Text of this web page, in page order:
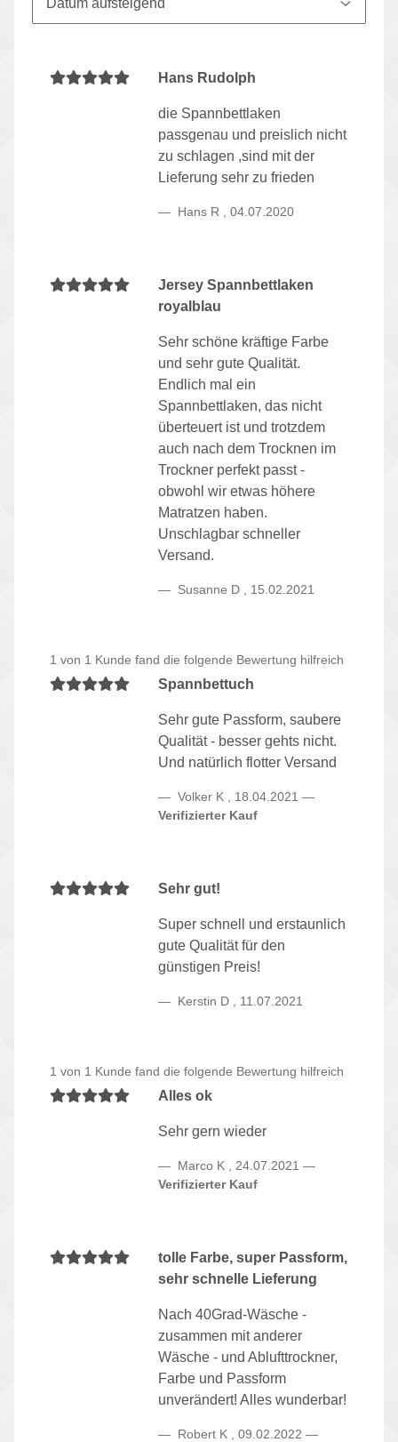
Hans Rudolph
die Spannbettlaken
passgenau und preislich nicht
zu schlagen ,sind mit der
Lieferung sehr zu frieden
Hans R 04.07.2020
Jersey Spannbettlaken
royalblau
Sehr schöne kräftige Farbe
und sehr gute Qualität.
Endlich mal ein
Spannbettlaken, das nicht
überteuert ist und trotzdem
auch nach dem Trocknen im
Trockner perfekt passt -
obwohl wir etwas höhere
Matratzen haben.
Unschlagbar schneller
Versand.
Susanne D 15.02.2021
1 von 1 Kunde fand die folgende Bewertung hilfreich
Spannbettuch
Sehr gute Passform, saubere
Qualität - besser gehts nicht.
Und natürlich flotter Versand
Volker K
18.04.2021
Verifizierter Kauf
Sehr gut!
Super schnell und erstaunlich
gute Qualität für den
günstigen Preis!
Kerstin D 11.07.2021
1 von 1 Kunde fand die folgende Bewertung hilfreich
Alles ok
Sehr gern wieder
Marco K
24.07.2021
Verifizierter Kauf
tolle Farbe, super Passform,
sehr schnelle Lieferung
Nach 40Grad-Wäsche -
zusammen mit anderer
Wäsche - und Ablufttrockner,
Farbe und Passform
unverändert! Alles wunderbar!
Robert K
09.02.2022